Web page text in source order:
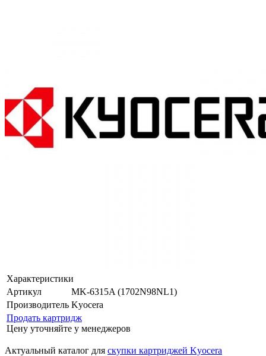
Характеристики
Артикул
MK-6315A (1702N98NL1)
Производитель Kyocera
Продать картридж
Цену уточняйте у менеджеров
Актуальный каталог для скупки картриджей Kyocera